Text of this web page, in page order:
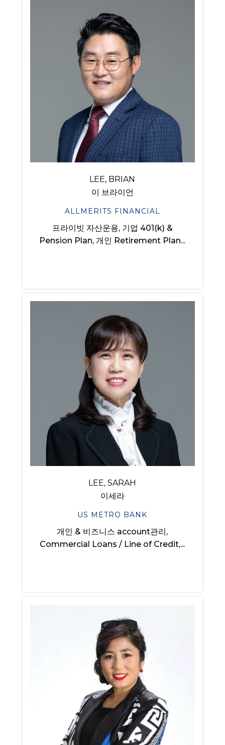
LEE, BRIAN
이 브라이언
ALLMERITS FINANCIAL
프라이빗 자산운용, 기업 401(k) &
Pension Plan, 개인 Retirement Plan...
LEE, SARAH
이세라
US METRO BANK
개인 & 비즈니스 account관리,
Commercial Loans / Line of Credit,...